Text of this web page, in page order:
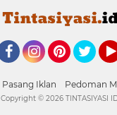
Pasang Iklan Pedoman
Copyright © 2026 TINTASIYASI